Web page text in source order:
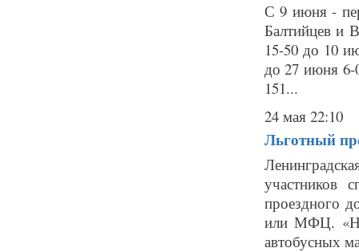
С 9 июня -
Балтийцев и
15-50 до 10
до 27 июня
151...
24 мая 22:10
Льготный
участников
проездного
или МФЦ.
автобусных